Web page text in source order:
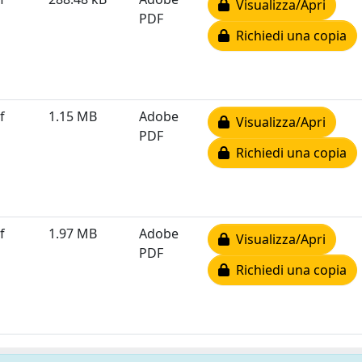
PDF
Visualizza/Apri
Richiedi una copia
1.15 MB
Adobe
PDF
Visualizza/Apri
Richiedi una copia
1.97 MB
Adobe
PDF
Visualizza/Apri
Richiedi una copia